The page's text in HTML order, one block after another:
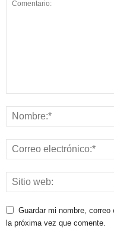
Guardar mi nombre,
la próxima vez que comente.